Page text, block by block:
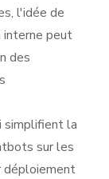
l'idée de
interne peut
des
simplifient la
sur les
déploiement